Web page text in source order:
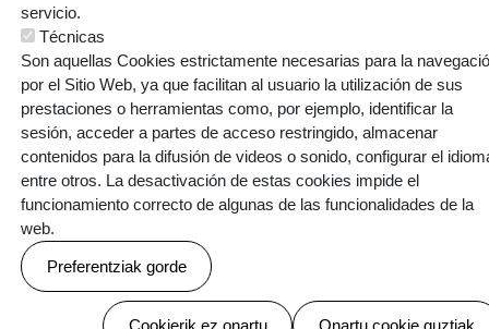
servicio.
Técnicas
Son aquellas Cookies estrictamente necesarias para la
por el Sitio Web, ya que facilitan al usuario la utilización de sus
prestaciones o herramientas como, por ejemplo, identificar la
sesión, acceder a partes de acceso restringido, almacenar
contenidos para la difusión de videos o sonido, configurar el
entre otros. La desactivación de estas cookies impide el
funcionamiento correcto de algunas de las funcionalidades de la
web.
Preferentziak gorde
Cookierik ez onartu Onartu cookie guztiak
Baimenak ezeztatu